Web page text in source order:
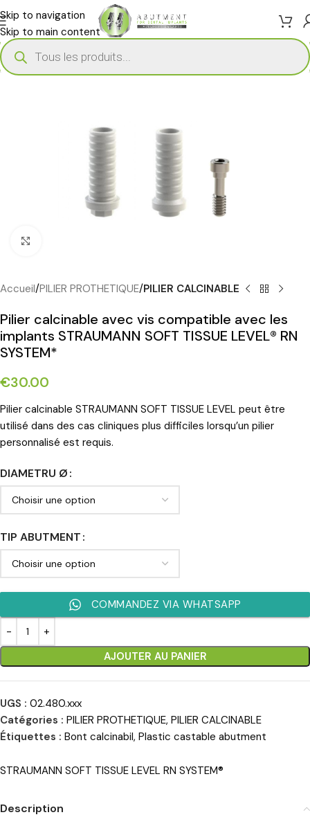
Skip to navigation
Skip to main content
Accueil PILIER PROTHETIQUE PILIER CALCINABLE
Pilier calcinable avec vis compatible avec les
implants STRAUMANN SOFT TISSUE LEVEL® RN
SYSTEM*
€30.00
Pilier calcinable STRAUMANN SOFT TISSUE LEVEL peut être
utilisé dans des cas cliniques plus difficiles lorsqu’un pilier
personnalisé est requis.
DIAMETRU Ø
TIP ABUTMENT
AJOUTER AU PANIER
COMMANDEZ VIA WHATSAPP
UGS : 02.480.xxx
Catégories : PILIER PROTHETIQUE, PILIER CALCINABLE
Étiquettes : Bont calcinabil, Plastic castable abutment
STRAUMANN SOFT TISSUE LEVEL RN SYSTEM®
Description